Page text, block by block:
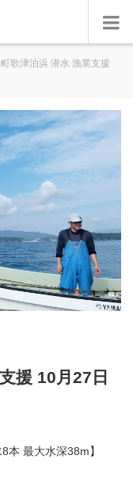
歌津泊浜 潜水 漁業支援
援 10月27日
本 最大水深38m】